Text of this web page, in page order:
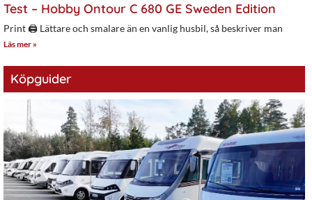
Test – Hobby Ontour C 680 GE Sweden Edition
Print 🖨 Lättare och smalare än en vanlig husbil, så beskriver man
Läs mer »
Köpguider